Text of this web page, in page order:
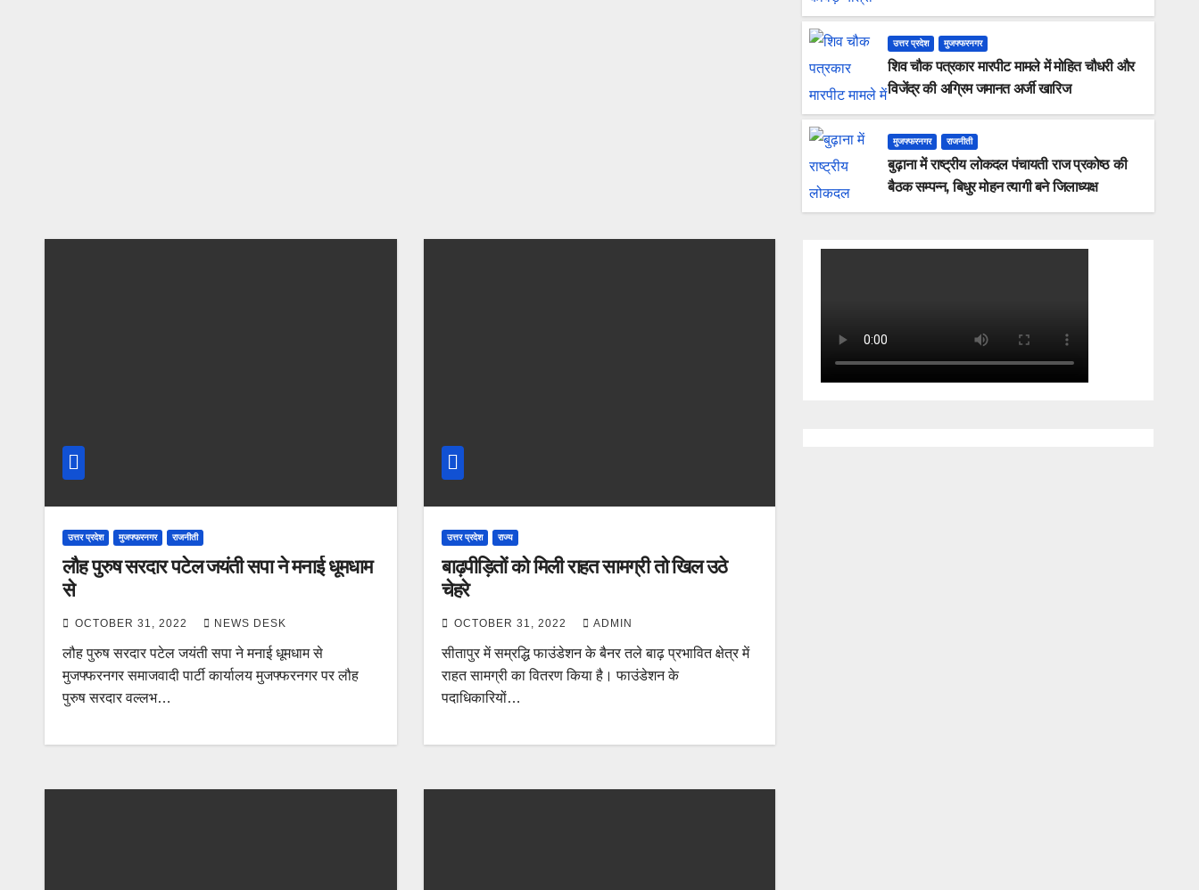
उत्तर प्रदेश मुजफ्फरनगर
शिव चौक पत्रकार मारपीट मामले में मोहित चौधरी और
विजेंद्र की अग्रिम जमानत अर्जी खारिज
मुजफ्फरनगर राजनीती
बुढ़ाना में राष्ट्रीय लोकदल पंचायती राज प्रकोष्ठ की
बैठक सम्पन्न, बिधुर मोहन त्यागी बने जिलाध्यक्ष
उत्तर प्रदेश मुजफ्फरनगर राजनीती
लौह पुरुष सरदार पटेल जयंती सपा ने मनाई धूमधाम
से
OCTOBER 31, 2022 NEWS DESK
लौह पुरुष सरदार पटेल जयंती सपा ने मनाई धूमधाम से
मुजफ्फरनगर समाजवादी पार्टी कार्यालय मुजफ्फरनगर पर लौह
पुरुष सरदार वल्लभ…
उत्तर प्रदेश राज्य
बाढ़पीड़ितों को मिली राहत सामग्री तो खिल उठे
चेहरे
OCTOBER 31, 2022 ADMIN
सीतापुर में सम्रद्धि फाउंडेशन के बैनर तले बाढ़ प्रभावित क्षेत्र में
राहत सामग्री का वितरण किया है। फाउंडेशन के
पदाधिकारियों…